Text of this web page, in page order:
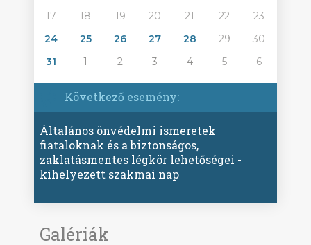
17
18 19 20 21 22
23
24
25 26 27 28 29
30
31
1 2 3 4 5 6
Következő esemény:
Általános önvédelmi ismeretek
fiataloknak és a biztonságos,
zaklatásmentes légkör lehetőségei -
kihelyezett szakmai nap
Galériák